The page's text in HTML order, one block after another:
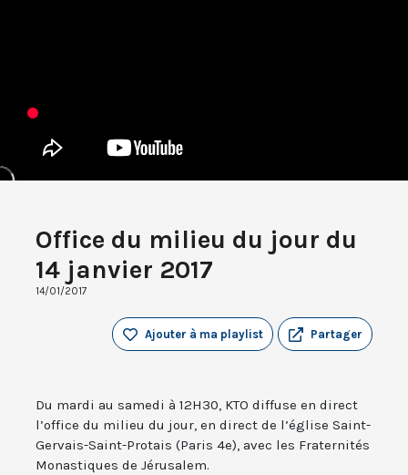
Office du milieu du jour du
14 janvier 2017
14/01/2017
Partager
Ajouter à ma playlist
Du mardi au samedi à 12H30, KTO diffuse en direct
l’office du milieu du jour, en direct de l’église Saint-
Gervais-Saint-Protais (Paris 4e), avec les Fraternités
Monastiques de Jérusalem.